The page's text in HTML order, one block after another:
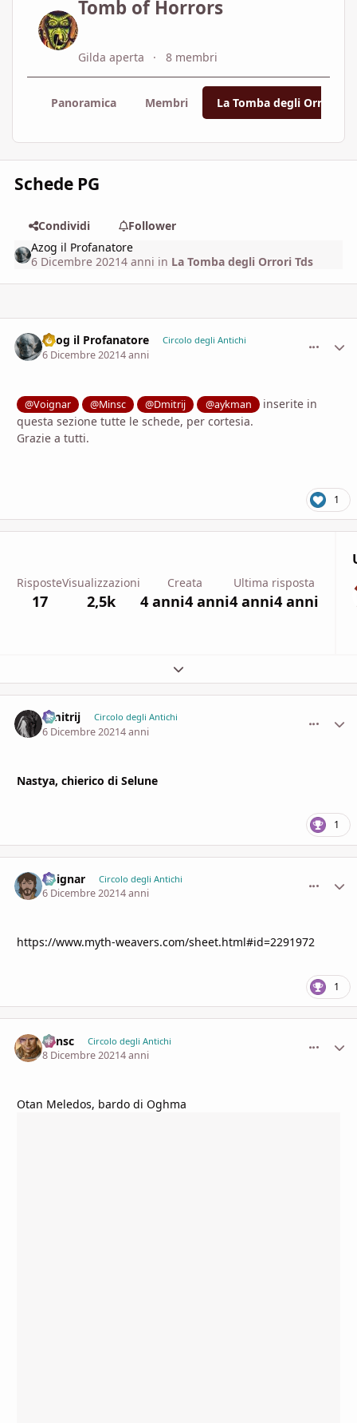
Tomb of Horrors
Gilda aperta 8 membri
Panoramica Membri La Tomba degli Orrori
Schede PG
Condividi
Follower
Azog il Profanatore
6 Dicembre 20214 anni in La Tomba degli Orrori Tds
Azog il Profanatore Circolo degli Antichi
6 Dicembre 20214 anni
@Voignar @Minsc @Dmitrij @aykman
inserite in
questa sezione tutte le schede, per cortesia.
Grazie a tutti.
1
Risposte
17
Visualizzazioni
2,5k
Creata
4 anni4 anni
Ultima risposta
4 anni4 anni
Espandi panoramica del topic
Dmitrij Circolo degli Antichi
6 Dicembre 20214 anni
Nastya, chierico di Selune
1
Voignar Circolo degli Antichi
6 Dicembre 20214 anni
https://www.myth-weavers.com/sheet.html#id=2291972
1
Minsc Circolo degli Antichi
8 Dicembre 20214 anni
Otan Meledos, bardo di Oghma